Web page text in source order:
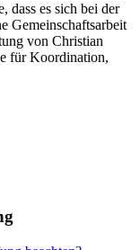
dass es sich bei der
Gemeinschaftsarbeit
von Christian
für Koordination,